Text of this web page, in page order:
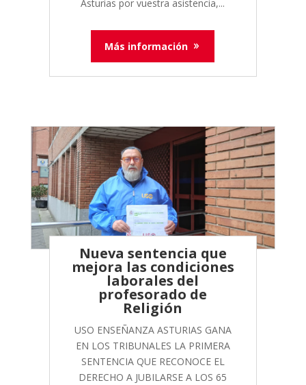
Asturias por vuestra asistencia,...
Más información
Nueva sentencia que
mejora las condiciones
laborales del
profesorado de
Religión
USO ENSEÑANZA ASTURIAS GANA
EN LOS TRIBUNALES LA PRIMERA
SENTENCIA QUE RECONOCE EL
DERECHO A JUBILARSE A LOS 65